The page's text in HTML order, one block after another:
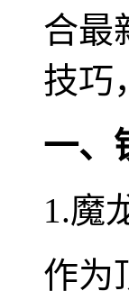
合最
技巧
一、
1.魔
作为